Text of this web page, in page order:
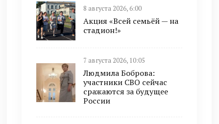
8 августа 2026, 6:00
Акция «Всей семьёй — на
стадион!»
7 августа 2026, 10:05
Людмила Боброва:
участники СВО сейчас
сражаются за будущее
России